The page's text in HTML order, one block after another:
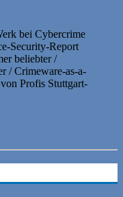
bei Cybercrime
Security-Report
beliebter /
/ Crimeware-as-a-
Profis Stuttgart-